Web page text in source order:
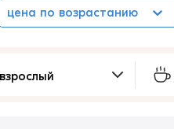
цена по возрастанию